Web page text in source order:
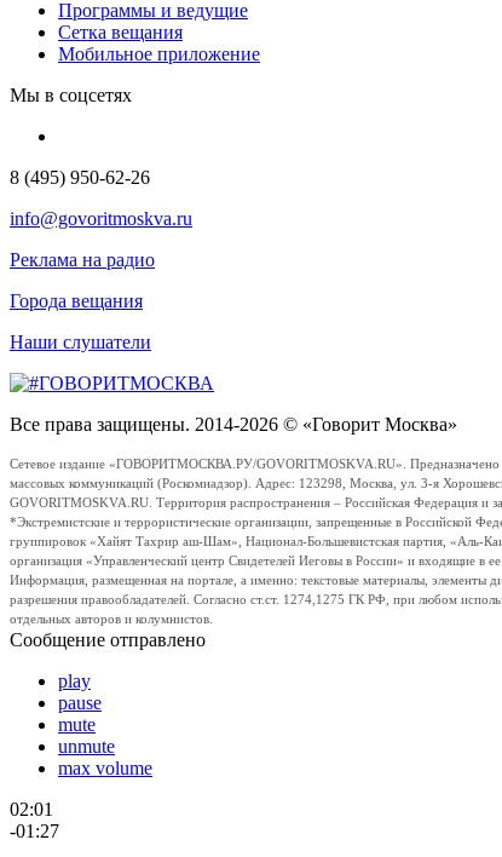
Программы и ведущие
Сетка вещания
Мобильное приложение
Мы в соцсетях
8 (495) 950-62-26
info@govoritmoskva.ru
Реклама на радио
Города вещания
Наши слушатели
Все права защищены. 2014-2026 © «Говорит Москва»
Сетевое издание «ГОВОРИТМОСКВА.РУ/GOVORITMOSKVA.RU». Предназначено
массовых коммуникаций (Роскомнадзор). Адрес: 123298, Москва, ул. 3-я
GOVORITMOSKVA.RU. Территория распространения – Российская Федерация
*Экстремистские и террористические организации, запрещенные в
группировок «Хайят Тахрир аш-Шам», Национал-Большевистская партия, «Аль-
организация «Управленческий центр Свидетелей Иеговы в России» и входящие в
Информация, размещенная на портале, а именно: текстовые материалы, элементы
разрешения правообладателей. Согласно ст.ст. 1274,1275 ГК РФ, при любом
отдельных авторов и колумнистов.
Сообщение отправлено
play
pause
mute
unmute
max volume
02:01
-01:27